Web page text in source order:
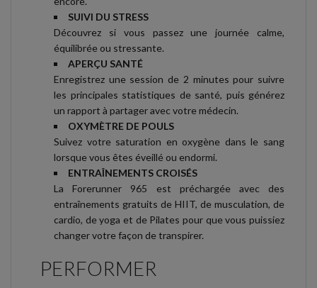
SUIVI DU STRESS
Découvrez si vous passez une journée calme,
équilibrée ou stressante.
APERÇU SANTÉ
Enregistrez une session de 2 minutes pour suivre
les principales statistiques de santé, puis générez
un rapport à partager avec votre médecin.
OXYMÈTRE DE POULS
Suivez votre saturation en oxygène dans le sang
lorsque vous êtes éveillé ou endormi.
ENTRAÎNEMENTS CROISÉS
La Forerunner 965 est préchargée avec des
entraînements gratuits de HIIT, de musculation, de
cardio, de yoga et de Pilates pour que vous puissiez
changer votre façon de transpirer.
PERFORMER